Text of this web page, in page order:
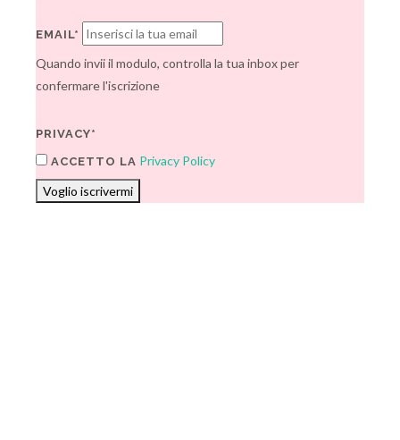
EMAIL*
Quando invii il modulo, controlla la tua inbox per
confermare l'iscrizione
PRIVACY*
ACCETTO LA Privacy Policy
Voglio iscrivermi